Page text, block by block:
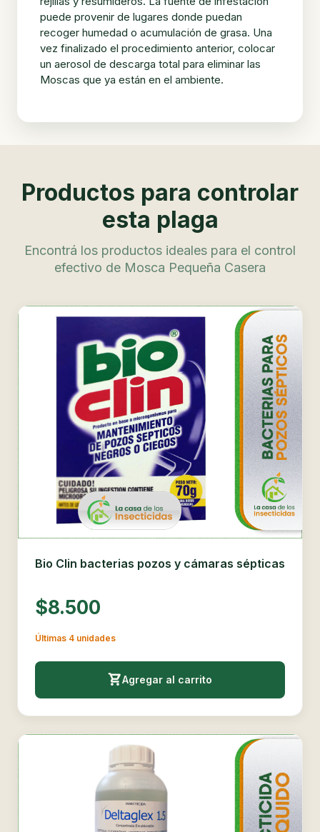
puede provenir de lugares donde puedan
recoger humedad o acumulación de grasa. Una
vez finalizado el procedimiento anterior, colocar
un aerosol de descarga total para eliminar las
Moscas que ya están en el ambiente.
Productos para controlar
esta plaga
Encontrá los productos ideales para el control
efectivo de Mosca Pequeña Casera
Bio Clin bacterias pozos y cámaras sépticas
$8.500
Últimas 4 unidades
Agregar al carrito